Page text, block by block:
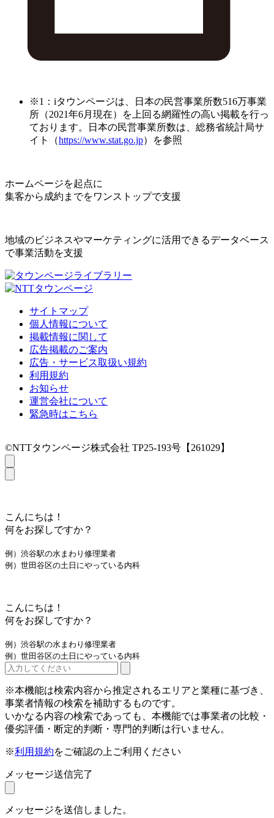
※1：iタウンページは、日本の民営事業所数516万事業
所（2021年6月現在）を上回る網羅性の高い掲載を行っ
ております。日本の民営事業所数は、総務省統計局サ
イト（https://www.stat.go.jp）を参照
ホームページを起点に
集客から成約までをワンストップで支援
地域のビジネスやマーケティングに活用できるデータベース
で事業活動を支援
サイトマップ
個人情報について
掲載情報に関して
広告掲載のご案内
広告・サービス取扱い規約
利用規約
お知らせ
運営会社について
緊急時はこちら
©NTTタウンページ株式会社 TP25-193号【261029】
こんにちは！
何をお探しですか？
例）渋谷駅の水まわり修理業者
例）世田谷区の土日にやっている内科
こんにちは！
何をお探しですか？
例）渋谷駅の水まわり修理業者
例）世田谷区の土日にやっている内科
※本機能は検索内容から推定されるエリアと業種に基づき、
事業者情報の検索を補助するものです。
いかなる内容の検索であっても、本機能では事業者の比較・
優劣評価・断定的判断・専門的判断は行いません。
※利用規約をご確認の上ご利用ください
メッセージ送信完了
メッセージを送信しました。